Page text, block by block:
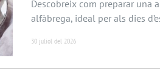
Descobreix com preparar una
alfàbrega, ideal per als dies
30 juliol del 2026